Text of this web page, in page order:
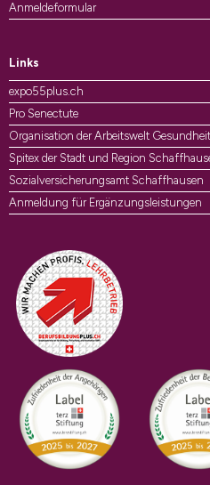
Anmeldeformular
Links
expo55plus.ch
Pro Senectute
Organisation der Arbeitswelt
Spitex der Stadt und Region
Sozialversicherungsamt Schaffhausen
Anmeldung für Ergänzungsleistungen
Auszeichnungen